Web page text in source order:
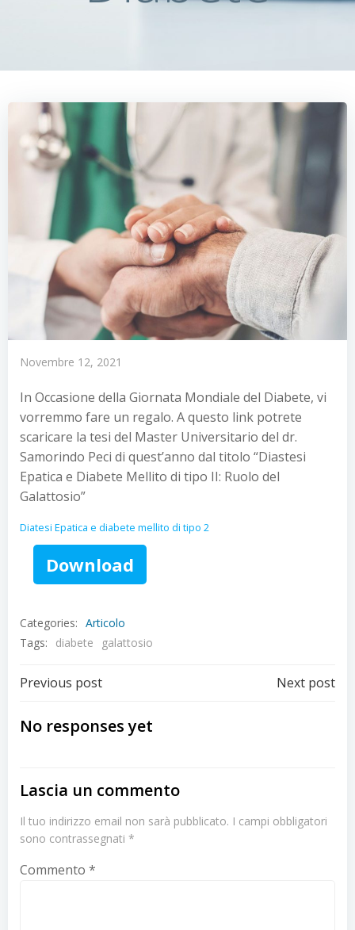
Novembre 12, 2021
In Occasione della Giornata Mondiale del Diabete, vi
vorremmo fare un regalo. A questo link potrete
scaricare la tesi del Master Universitario del dr.
Samorindo Peci di quest’anno dal titolo “Diastesi
Epatica e Diabete Mellito di tipo II: Ruolo del
Galattosio”
Diatesi Epatica e diabete mellito di tipo 2
Download
Categories: Articolo
Tags:
diabete galattosio
Post
navigation
Previous post Next post
No responses yet
Lascia un commento
Il tuo indirizzo email non sarà pubblicato. I campi obbligatori
sono contrassegnati *
Commento *